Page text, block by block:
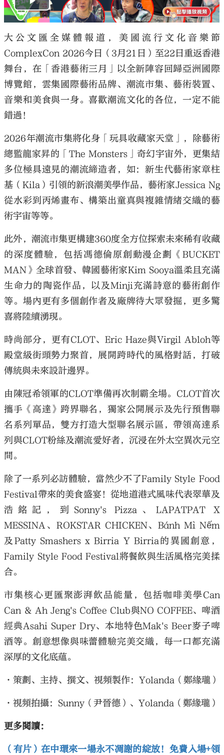
大公文匯全媒體報道，美國流行文化音樂節
ComplexCon 2026今日（3月21日）至22日重返香港
舞台，在「香港藝術三月」以全新陣容回歸亞洲國際
博覽館，雲集國際藝術品牌、潮流市集、藝術裝置、
音樂和美食與一身。喜歡潮流文化的各位，一定不能
錯過！
2026年潮流市集將化身「玩具收藏家天堂」，除藝術
總監龍家昇的「The Monsters」奇幻宇宙外，更集結
多位極具遠見的潮流締造者，如：新生代藝術家章柱
基（Kila）引領的新浪潮美學作品，藝術家Jessica Ng
從水彩到丙烯畫布、構築出童真與複雜情緒交織的藝
術宇宙等等。
此外，潮流市集更構建360度全方位探索未來稀有收藏
的深度體驗，包括馮德倫原創動漫企劃《BUCKET
MAN》全球首發、韓國藝術家Kim Sooya溫柔且充滿
生命力的陶瓷作品，以及Minji充滿詩意的藝術創作
等。場內更有多個創作者及廠牌待大眾發掘，更多驚
喜將陸續湧現。
時尚部分，更有CLOT、Eric Haze與Virgil Abloh等
殿堂級街頭勢力聚首，展開跨時代的風格對話，打破
傳統與未來設計邊界。
由陳冠希領軍的CLOT準備再次制霸全場。CLOT首次
攜手《高達》跨界聯名，獨家公開展示及先行預售聯
名系列單品，雙方打造大型聯名展示區，帶領高達系
列與CLOT粉絲及潮流愛好者，沉浸在外太空異次元空
間。
除了一系列必訪體驗，當然少不了Family Style Food
Festival帶來的美食盛宴！從地道港式風味代表翠華及
浩銘記，到Sonny's Pizza、LAPATPAT X
MESSINA、ROKSTAR CHICKEN、Bánh Mì Nếm
及Patty Smashers x Birria Y Birria的異國創意，
Family Style Food Festival將餐飲與生活風格完美揉
合。
市集核心更匯聚澎湃飲品能量，包括咖啡美學Can
Can & Ah Jeng's Coffee Club與NO COFFEE、啤酒
經典Asahi Super Dry、本地特色Mak's Beer麥子啤
酒等。創意想像與味蕾體驗完美交織，每一口都充滿
深厚的文化底蘊。
·策劃、主持、撰文、視頻製作：Yolanda（鄭緣瓏）
·視頻拍攝：Sunny（尹晉德）、Yolanda（鄭緣瓏）
更多閱讀：
（有片）在中環來一場永不凋謝的綻放！免費入場+領